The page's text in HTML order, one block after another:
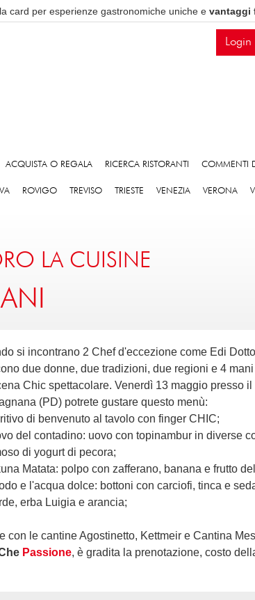
card per esperienze gastronomiche uniche e vantaggi
Login
ACQUISTA O REGALA RICERCA RISTORANTI COMMENTI
ROVIGO TREVISO TRIESTE VENEZIA VERONA
LA CUISINE
due donne, due tradizioni, due regioni e 4
Chic spettacolare. Venerdì 13 maggio presso il
(PD) potrete gustare questo menù:
di benvenuto al tavolo con finger CHIC;
del contadino: uovo con topinambur in diverse
di yogurt di pecora;
Matata: polpo con zafferano, banana e frutto
e l'acqua dolce: bottoni con carciofi, tinca e
erba Luigia e arancia;
con le cantine Agostinetto, Kettmeir e Cantina
Passione, è gradita la prenotazione, costo